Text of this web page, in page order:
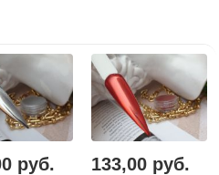
руб. 133,00 руб.